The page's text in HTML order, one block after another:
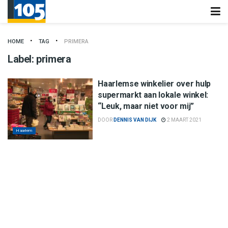
HOME TAG PRIMERA
Label: primera
Haarlem
Haarlemse winkelier over hulp
supermarkt aan lokale winkel:
“Leuk, maar niet voor mij”
DOOR DENNIS VAN DIJK 2 MAART 2021